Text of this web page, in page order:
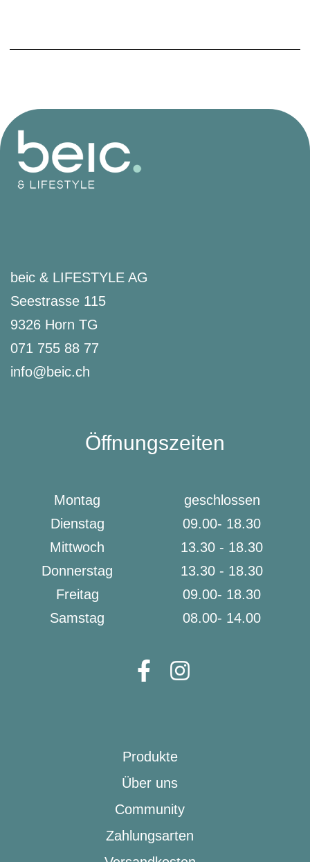
beic & LIFESTYLE AG
Seestrasse 115
9326 Horn TG
071 755 88 77
info@beic.ch
Öffnungszeiten
Montag
geschlossen
Dienstag
09.00- 18.30
Mittwoch
13.30 - 18.30
Donnerstag
13.30 - 18.30
Freitag
09.00- 18.30
Samstag
08.00- 14.00
Produkte
Über uns
Community
Zahlungsarten